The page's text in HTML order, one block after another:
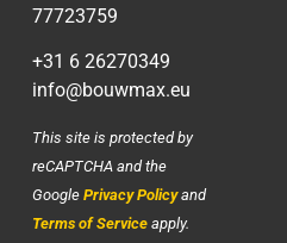
77723759
+31 6 26270349
info@bouwmax.eu
This site is protected by
reCAPTCHA and the
Google Privacy Policyand
Terms of Service apply.